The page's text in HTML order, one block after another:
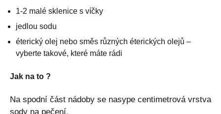
1-2 malé sklenice s víčky
jedlou sodu
éterický olej nebo směs různých éterických olejů –
vyberte takové, které máte rádi
Jak na to ?
Na spodní část nádoby se nasype centimetrová vrstva
sody na pečení.